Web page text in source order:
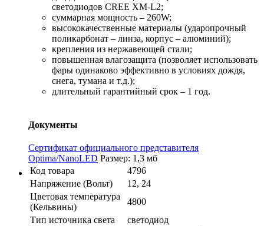
светодиодов CREE XM-L2;
суммарная мощность – 260W;
высококачественные материалы (ударопрочный
поликарбонат – линза, корпус – алюминий);
крепления из нержавеющей стали;
повышенная влагозащита (позволяет использовать
фары одинаково эффективно в условиях дождя,
снега, тумана и т.д.);
длительный гарантийный срок – 1 год.
Документы
Сертификат официального представителя
Optima/NanoLED Размер: 1,3 мб
Код товара
4796
Напряжение (Вольт)
12, 24
Цветовая температура
(Кельвины)
4800
Тип источника света
светодиод